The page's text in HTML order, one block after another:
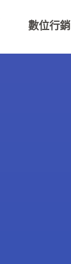
數位行銷